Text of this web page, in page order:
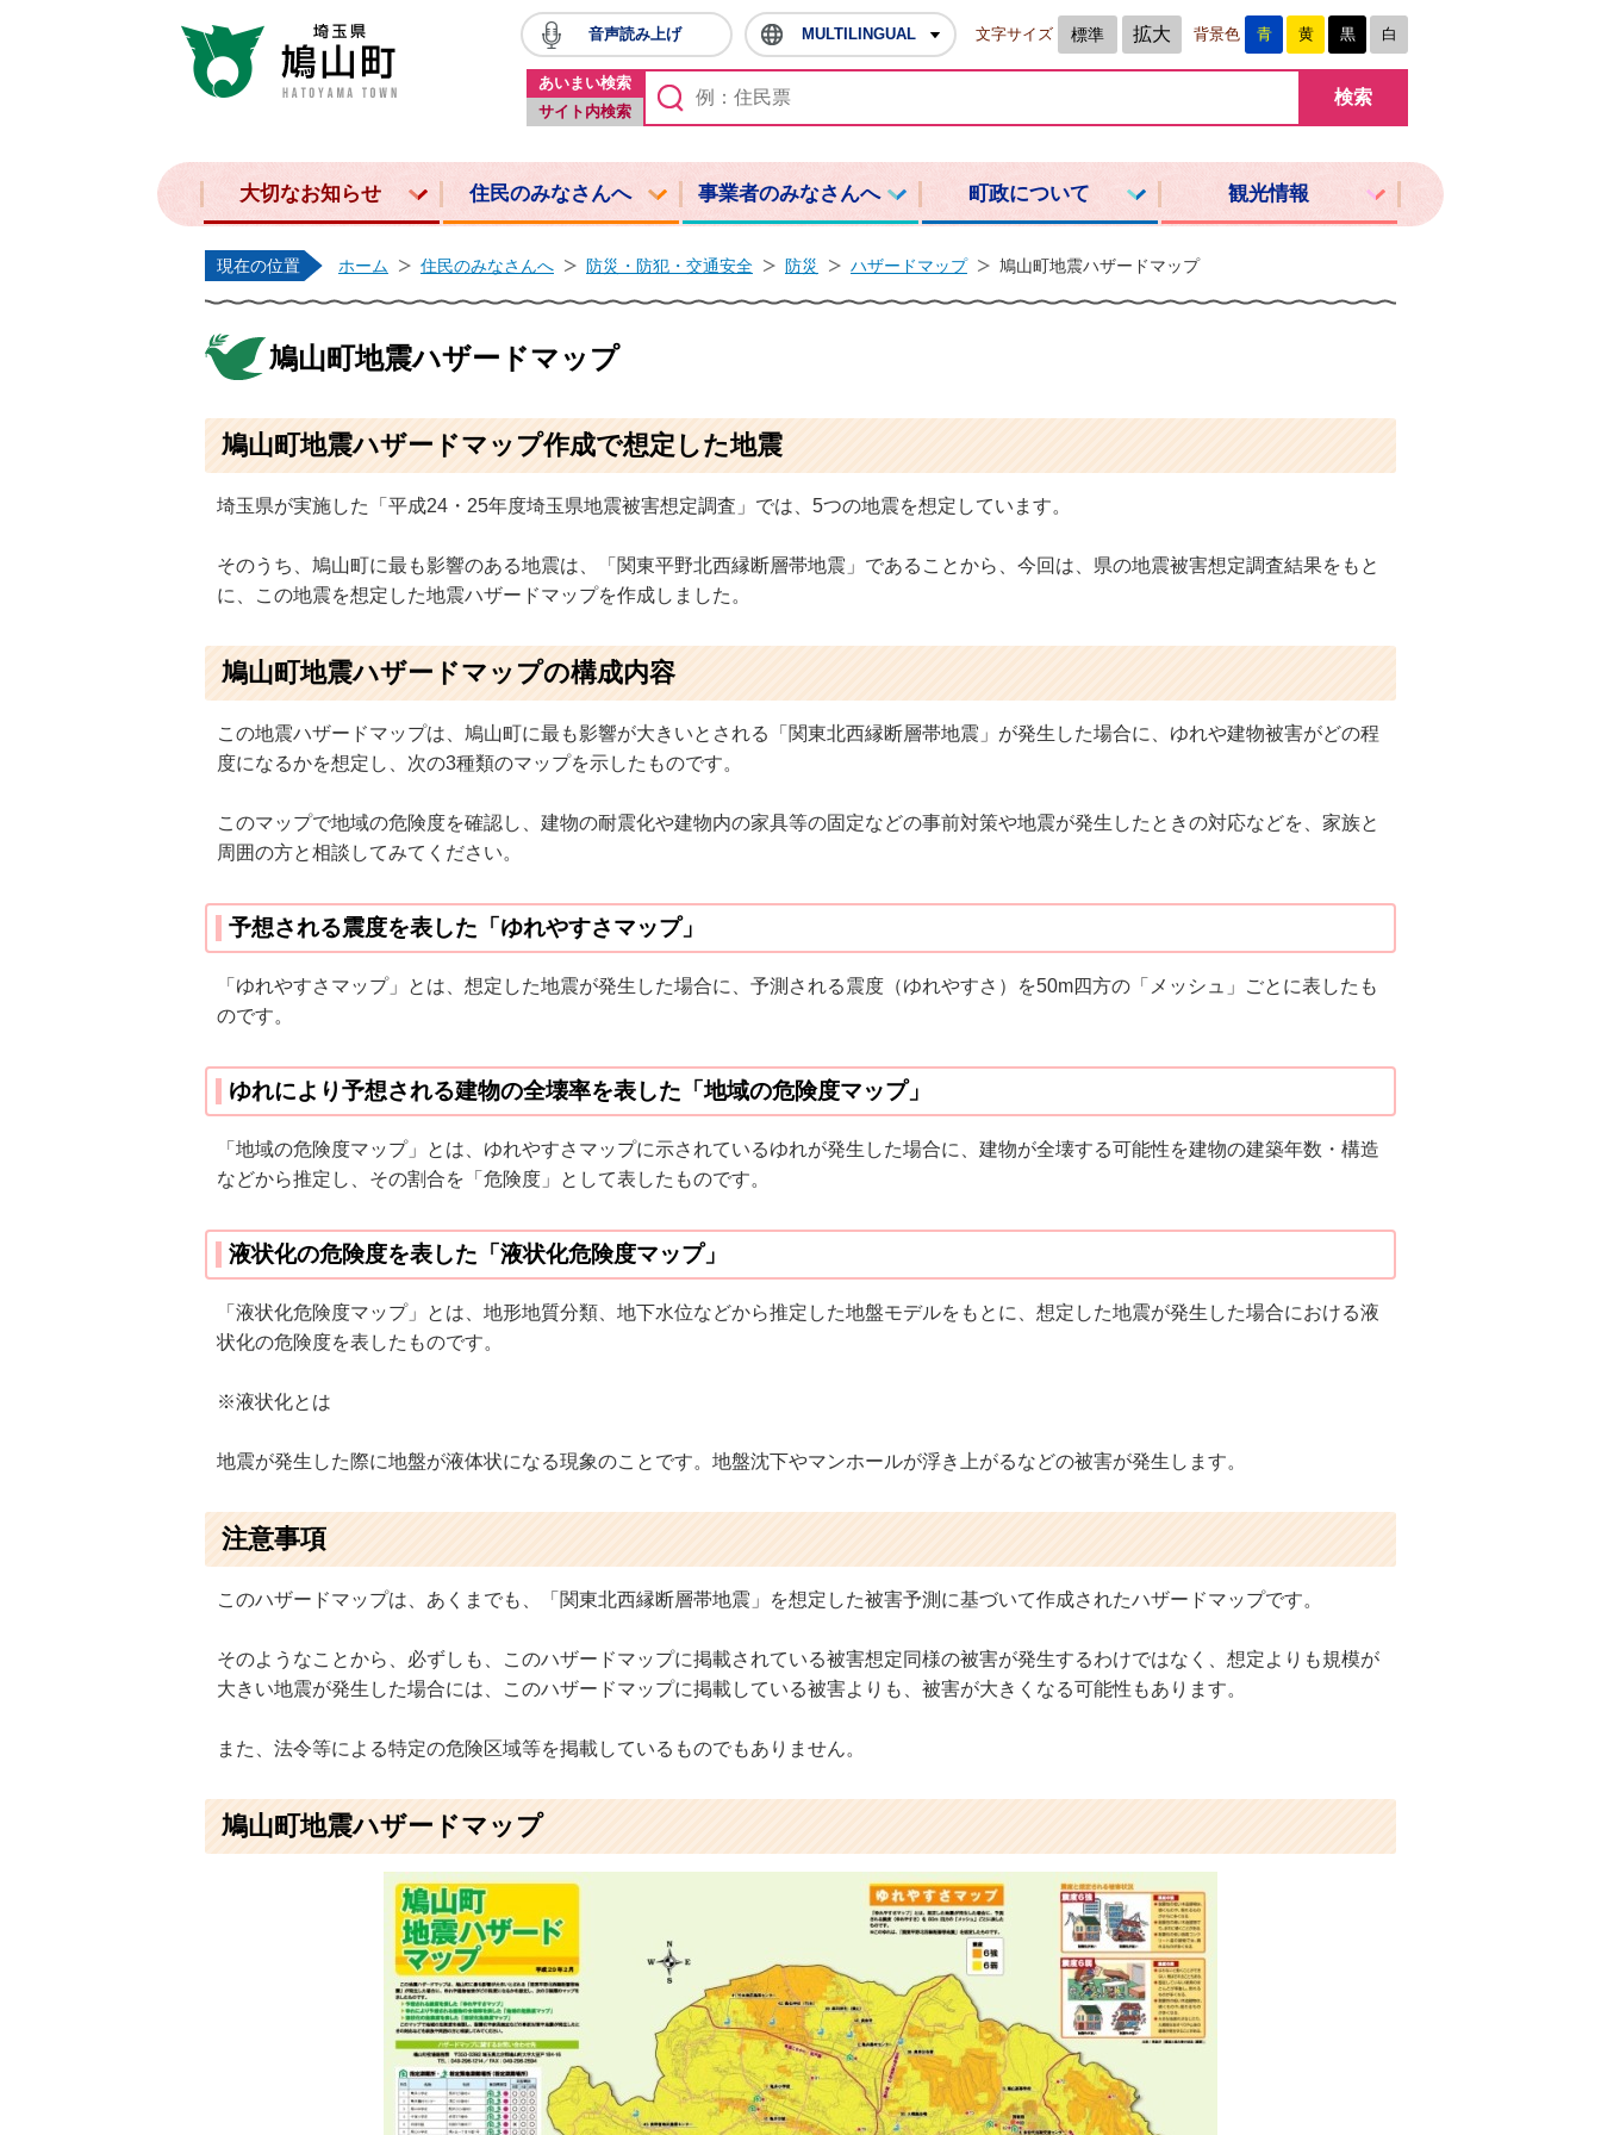
鳩山町ホームページ
音声読み上げ MULTILINGUAL 文字サイズ 標準 拡大 背景色 青 黄 黒 白
あいまい検索
サイト内検索
大切なお知らせ 住民のみなさんへ 事業者のみなさんへ 町政について 観光情報
現在の位置 ホーム 住民のみなさんへ 防災・防犯・交通安全 防災 ハザードマップ 鳩山町地震ハザードマップ
鳩山町地震ハザードマップ
鳩山町地震ハザードマップ作成で想定した地震
埼玉県が実施した「平成24・25年度埼玉県地震被害想定調査」では、5つの地震を想定しています。
そのうち、鳩山町に最も影響のある地震は、「関東平野北西縁断層帯地震」であることから、今回は、県の地震被害想定調査結果をもと
に、この地震を想定した地震ハザードマップを作成しました。
鳩山町地震ハザードマップの構成内容
この地震ハザードマップは、鳩山町に最も影響が大きいとされる「関東北西縁断層帯地震」が発生した場合に、ゆれや建物被害がどの程
度になるかを想定し、次の3種類のマップを示したものです。
このマップで地域の危険度を確認し、建物の耐震化や建物内の家具等の固定などの事前対策や地震が発生したときの対応などを、家族と
周囲の方と相談してみてください。
予想される震度を表した「ゆれやすさマップ」
「ゆれやすさマップ」とは、想定した地震が発生した場合に、予測される震度（ゆれやすさ）を50m四方の「メッシュ」ごとに表したも
のです。
ゆれにより予想される建物の全壊率を表した「地域の危険度マップ」
「地域の危険度マップ」とは、ゆれやすさマップに示されているゆれが発生した場合に、建物が全壊する可能性を建物の建築年数・構造
などから推定し、その割合を「危険度」として表したものです。
液状化の危険度を表した「液状化危険度マップ」
「液状化危険度マップ」とは、地形地質分類、地下水位などから推定した地盤モデルをもとに、想定した地震が発生した場合における液
状化の危険度を表したものです。
※液状化とは
地震が発生した際に地盤が液体状になる現象のことです。地盤沈下やマンホールが浮き上がるなどの被害が発生します。
注意事項
このハザードマップは、あくまでも、「関東北西縁断層帯地震」を想定した被害予測に基づいて作成されたハザードマップです。
そのようなことから、必ずしも、このハザードマップに掲載されている被害想定同様の被害が発生するわけではなく、想定よりも規模が
大きい地震が発生した場合には、このハザードマップに掲載している被害よりも、被害が大きくなる可能性もあります。
また、法令等による特定の危険区域等を掲載しているものでもありません。
鳩山町地震ハザードマップ